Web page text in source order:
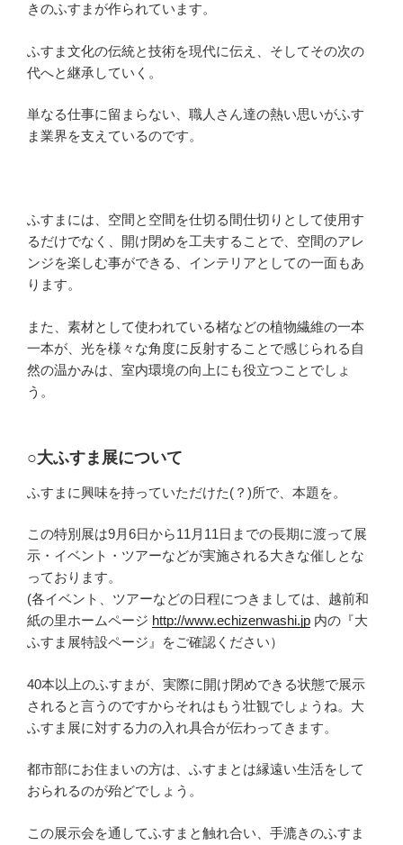
きのふすまが作られています。
ふすま文化の伝統と技術を現代に伝え、そしてその次の
代へと継承していく。
単なる仕事に留まらない、職人さん達の熱い思いがふす
ま業界を支えているのです。
ふすまには、空間と空間を仕切る間仕切りとして使用す
るだけでなく、開け閉めを工夫することで、空間のアレ
ンジを楽しむ事ができる、インテリアとしての一面もあ
ります。
また、素材として使われている楮などの植物繊維の一本
一本が、光を様々な角度に反射することで感じられる自
然の温かみは、室内環境の向上にも役立つことでしょ
う。
○大ふすま展について
ふすまに興味を持っていただけた(？)所で、本題を。
この特別展は9月6日から11月11日までの長期に渡って展
示・イベント・ツアーなどが実施される大きな催しとな
っております。
(各イベント、ツアーなどの日程につきましては、越前和
紙の里ホームページ http://www.echizenwashi.jp 内の『大
ふすま展特設ページ』をご確認ください）
40本以上のふすまが、実際に開け閉めできる状態で展示
されると言うのですからそれはもう壮観でしょうね。大
ふすま展に対する力の入れ具合が伝わってきます。
都市部にお住まいの方は、ふすまとは縁遠い生活をして
おられるのが殆どでしょう。
この展示会を通してふすまと触れ合い、手漉きのふすま